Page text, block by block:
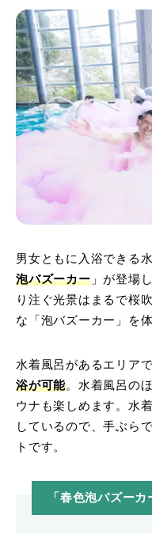
男女ともに入浴できる
泡バズーカー」が登場
り注ぐ光景はまるで桜
な「泡バズーカー」を
水着風呂があるエリア
浴が可能。水着風呂の
ウナも楽しめます。水
しているので、手ぶら
トです。
「春色泡バズーカ